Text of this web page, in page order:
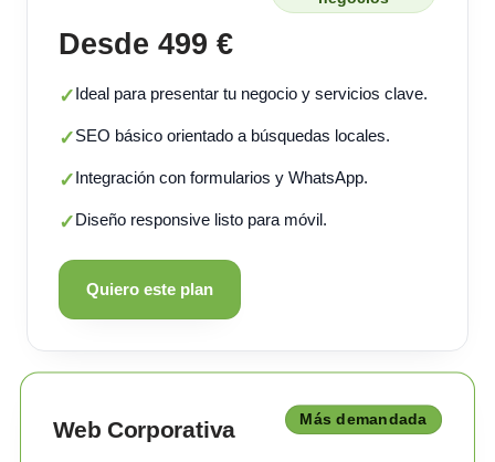
Desde 499 €
✓Ideal para presentar tu negocio y servicios clave.
✓SEO básico orientado a búsquedas locales.
✓Integración con formularios y WhatsApp.
✓Diseño responsive listo para móvil.
Quiero este plan
Web Corporativa Más demandada